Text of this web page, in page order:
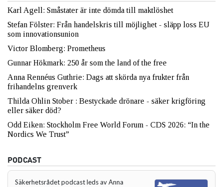
Karl Agell: Småstater är inte dömda till maktlöshet
Stefan Fölster: Från handelskris till möjlighet - släpp loss EU
som innovationsunion
Victor Blomberg: Prometheus
Gunnar Hökmark: 250 år som the land of the free
Anna Rennéus Guthrie: Dags att skörda nya frukter från
frihandelns grenverk
Thilda Ohlin Stober : Bestyckade drönare - säker krigföring
eller säker död?
Odd Eiken: Stockholm Free World Forum - CDS 2026: “In the
Nordics We Trust”
PODCAST
Säkerhetsrådet podcast leds av Anna